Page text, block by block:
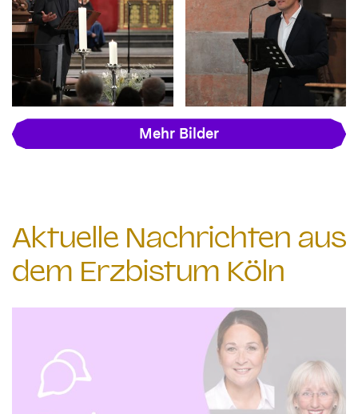
Mehr Bilder
Aktuelle Nachrichten aus
dem Erzbistum Köln